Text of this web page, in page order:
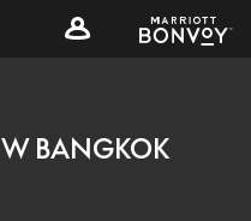
W BANGKOK